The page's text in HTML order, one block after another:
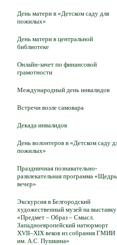
День матери в «Детском саду для
пожилых»
День матери в центральной
библиотеке
Онлайн-зачет по финансовой
грамотности
Международный день инвалидов
Встречи возле самовара
Декада инвалидов
День волонтеров в «Детском саду
пожилых»
Праздничная познавательно-
развлекательная программа
вечер»
Экскурсия в Белгородский
художественный музей на выставку
«Предмет – Образ – Смысл.
Западноевропейский натюрморт
XVII–XIX веков из собрания ГМИИ
им. А.С. Пушкина»